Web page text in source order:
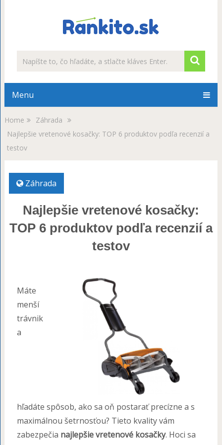
Menu
Home
Záhrada
Najlepšie vretenové kosačky: TOP 6 produktov podľa recenzií a
testov
Záhrada
Najlepšie vretenové kosačky:
TOP 6 produktov podľa recenzií a
testov
Máte
menší
trávnik
a
hľadáte spôsob, ako sa oň postarať precízne a s
maximálnou šetrnosťou? Tieto kvality vám
zabezpečia najlepšie vretenové kosačky. Hoci sa